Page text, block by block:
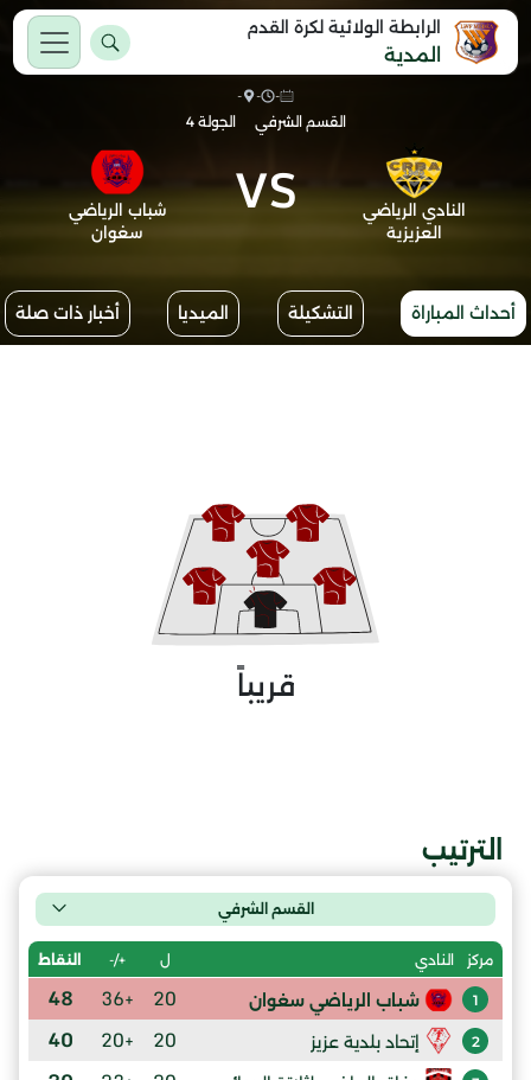
الرابطة الولائية لكرة القدم
المدية
-
-
-
القسم الشرفي
الجولة 4
النادي الرياضي
العزيزية
VS
شباب الرياضي
سغوان
أحداث المباراة التشكيلة الميديا أخبار ذات صلة
قريباً
الترتيب
القسم الشرفي
مركز النادي ل +/- النقاط
1 شباب الرياضي سغوان 20
+36
48
2 إتحاد بلدية عزيز 20
+20
40